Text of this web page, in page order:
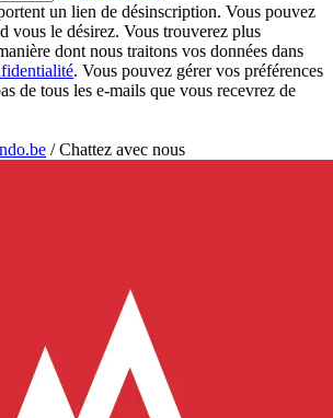
un lien de désinscription. Vous pouvez
vous le désirez. Vous trouverez plus
dont nous traitons vos données dans
. Vous pouvez gérer vos préférences
de tous les e-mails que vous recevrez de
/Chattez avec nous